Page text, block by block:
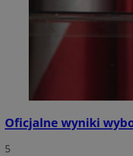
Oficjalne wyniki
5